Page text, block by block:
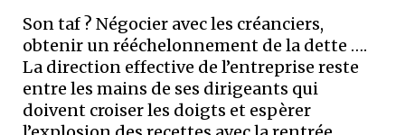
Son taf ? Négocier avec les créanciers,
obtenir un rééchelonnement de la dette ….
La direction effective de l’entreprise reste
entre les mains de ses dirigeants qui
doivent croiser les doigts et espèrer